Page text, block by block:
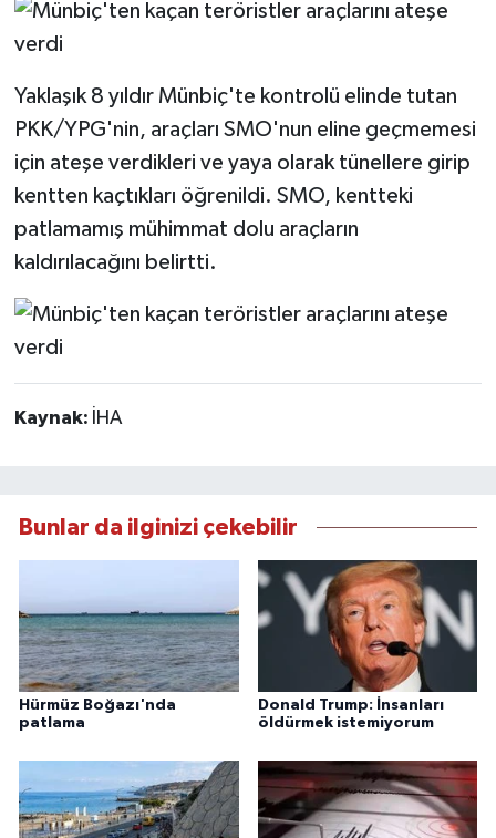
Yaklaşık 8 yıldır Münbiç'te kontrolü elinde tutan
PKK/YPG'nin, araçları SMO'nun eline geçmemesi
için ateşe verdikleri ve yaya olarak tünellere girip
kentten kaçtıkları öğrenildi. SMO, kentteki
patlamamış mühimmat dolu araçların
kaldırılacağını belirtti.
Kaynak: İHA
Bunlar da ilginizi çekebilir
Hürmüz Boğazı'nda
patlama
Donald Trump: İnsanları
öldürmek istemiyorum